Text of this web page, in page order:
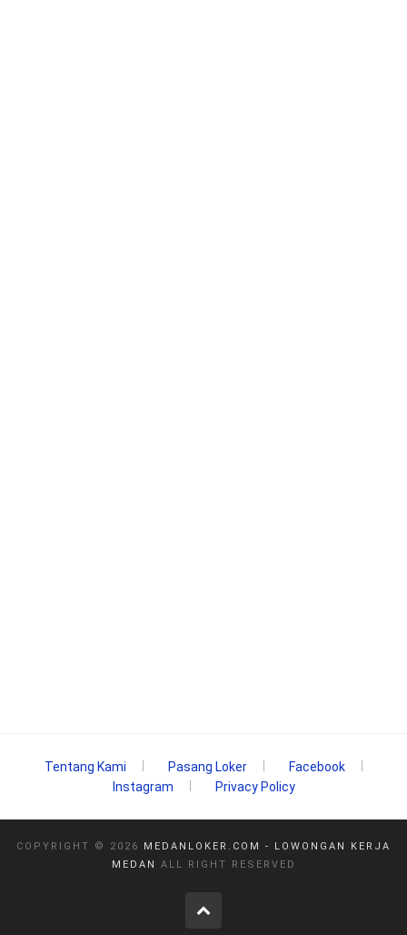
Tentang Kami Pasang Loker
Facebook
Instagram
Privacy Policy
COPYRIGHT © 2026
MEDANLOKER.COM - LOWONGAN KERJA
MEDAN
ALL RIGHT RESERVED